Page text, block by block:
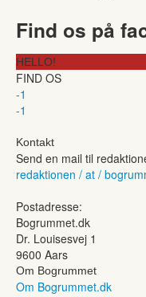
Find os på
HELLO!
FIND OS
-1
-1
Kontakt
Send en mail til
redaktionen / at /
Postadresse:
Bogrummet.dk
Dr. Louisesvej 1
9600 Aars
Om Bogrummet
Om Bogrummet.dk